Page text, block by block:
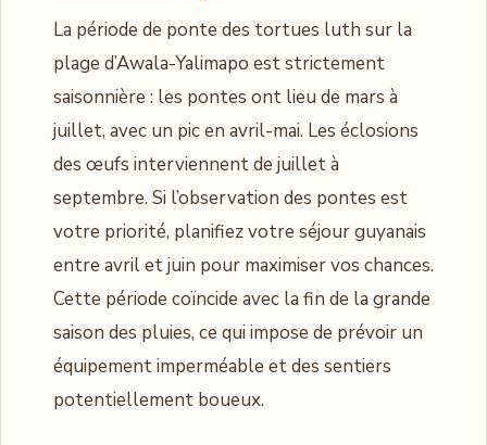
La période de ponte des tortues luth sur la
plage d’Awala-Yalimapo est strictement
saisonnière : les pontes ont lieu de mars à
juillet, avec un pic en avril-mai. Les éclosions
des œufs interviennent de juillet à
septembre. Si l’observation des pontes est
votre priorité, planifiez votre séjour guyanais
entre avril et juin pour maximiser vos chances.
Cette période coïncide avec la fin de la grande
saison des pluies, ce qui impose de prévoir un
équipement imperméable et des sentiers
potentiellement boueux.